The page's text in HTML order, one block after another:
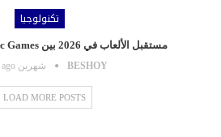
تكنولوجيا
مستقبل الألعاب في 2026 بين Epic Games وPlayStation…
BESHOY شهرين ago
LOAD MORE POSTS